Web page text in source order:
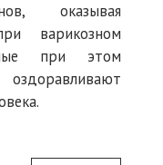
оказывая
варикозном
при этом